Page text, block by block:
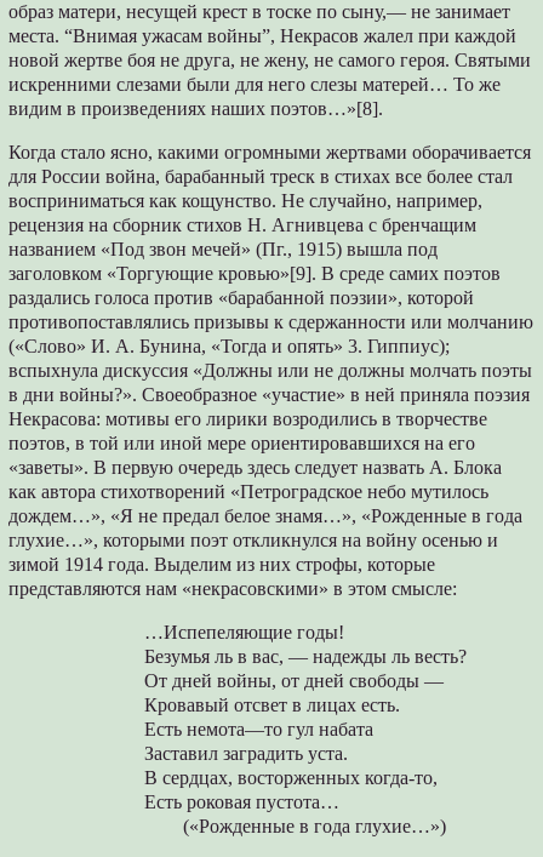
образ матери, несущей крест в тоске по сыну,— не занимает
места. “Внимая ужасам войны”, Некрасов жалел при каждой
новой жертве боя не друга, не жену, не самого героя. Святыми
искренними слезами были для него слезы матерей… То же
видим в произведениях наших поэтов…»[8].
Когда стало ясно, какими огромными жертвами оборачивается
для России война, барабанный треск в стихах все более стал
восприниматься как кощунство. Не случайно, например,
рецензия на сборник стихов Н. Агнивцева с бренчащим
названием «Под звон мечей» (Пг., 1915) вышла под
заголовком «Торгующие кровью»[9]. В среде самих поэтов
раздались голоса против «барабанной поэзии», которой
противопоставлялись призывы к сдержанности или молчанию
(«Слово» И. А. Бунина, «Тогда и опять» 3. Гиппиус);
вспыхнула дискуссия «Должны или не должны молчать поэты
в дни войны?». Своеобразное «участие» в ней приняла поэзия
Некрасова: мотивы его лирики возродились в творчестве
поэтов, в той или иной мере ориентировавшихся на его
«заветы». В первую очередь здесь следует назвать А. Блока
как автора стихотворений «Петроградское небо мутилось
дождем…», «Я не предал белое знамя…», «Рожденные в года
глухие…», которыми поэт откликнулся на войну осенью и
зимой 1914 года. Выделим из них строфы, которые
представляются нам «некрасовскими» в этом смысле:
…Испепеляющие годы!
Безумья ль в вас, — надежды ль весть?
От дней войны, от дней свободы —
Кровавый отсвет в лицах есть.
Есть немота—то гул набата
Заставил заградить уста.
В сердцах, восторженных когда-то,
Есть роковая пустота…
(«Рожденные в года глухие…»)